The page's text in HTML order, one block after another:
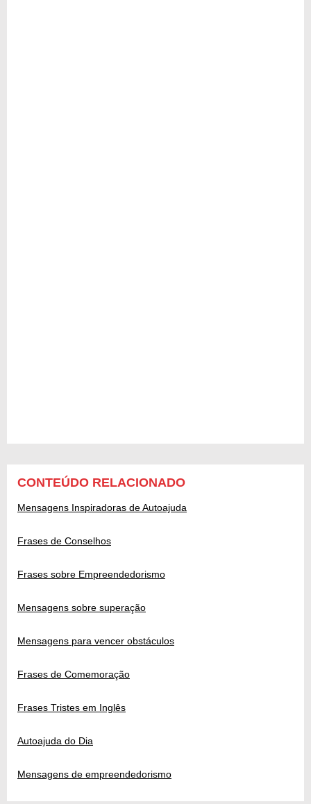
CONTEÚDO RELACIONADO
Mensagens Inspiradoras de Autoajuda
Frases de Conselhos
Frases sobre Empreendedorismo
Mensagens sobre superação
Mensagens para vencer obstáculos
Frases de Comemoração
Frases Tristes em Inglês
Autoajuda do Dia
Mensagens de empreendedorismo